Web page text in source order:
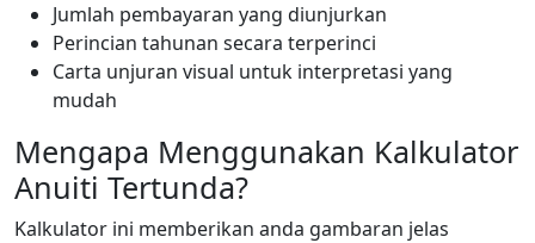
Jumlah pembayaran yang diunjurkan
Perincian tahunan secara terperinci
Carta unjuran visual untuk interpretasi yang
mudah
Mengapa Menggunakan Kalkulator
Anuiti Tertunda?
Kalkulator ini memberikan anda gambaran jelas